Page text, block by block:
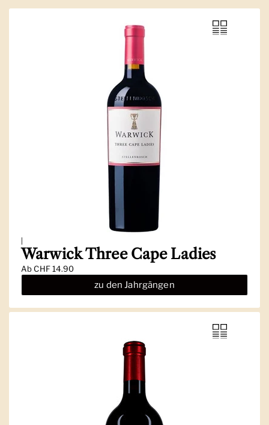
|
Warwick Three Cape Ladies
AbCHF 14.90
zu den Jahrgängen